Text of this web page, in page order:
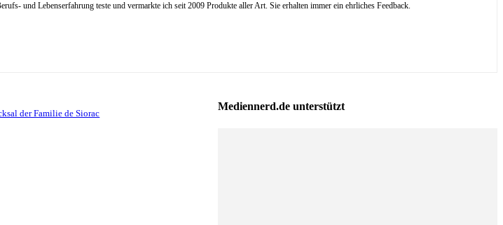
und Lebenserfahrung teste und vermarkte ich seit 2009 Produkte aller Art. Sie erhalten immer ein ehrliches Feedback.
der Familie de Siorac
Mediennerd.de unterstützt